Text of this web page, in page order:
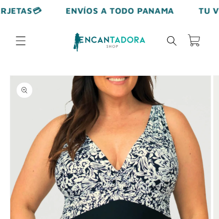
directamente
ENVÍOS A TODO PANAMA TU
Carrito
directamente
a la
información